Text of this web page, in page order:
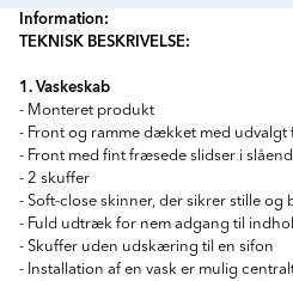
Information:
TEKNISK BESKRIVELSE:
1. Vaskeskab
- Monteret produkt
- Front og ramme dækket med udvalgt
- Front med fint fræsede slidser i
- 2 skuffer
- Soft-close skinner, der sikrer stille og
- Fuld udtræk for nem adgang til
- Skuffer uden udskæring til en sifon
- Installation af en vask er mulig